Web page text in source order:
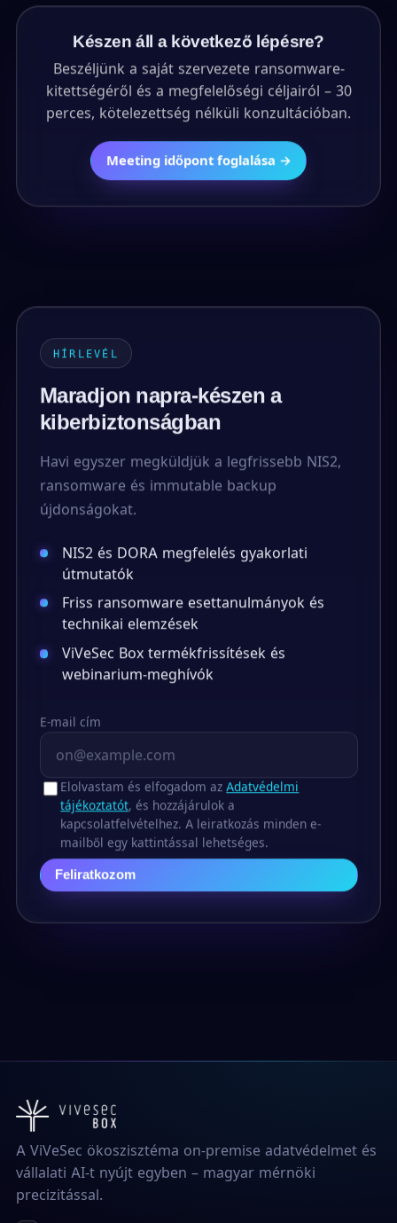
Készen áll a következő lépésre?
Beszéljünk a saját szervezete ransomware-
kitettségéről és a megfelelőségi céljairól – 30
perces, kötelezettség nélküli konzultációban.
Meeting időpont foglalása →
HÍRLEVÉL
Maradjon napra-készen a
kiberbiztonságban
Havi egyszer megküldjük a legfrissebb NIS2,
ransomware és immutable backup
újdonságokat.
NIS2 és DORA megfelelés gyakorlati
útmutatók
Friss ransomware esettanulmányok és
technikai elemzések
ViVeSec Box termékfrissítések és
webinarium-meghívók
E-mail cím
Elolvastam és elfogadom az Adatvédelmi
tájékoztatót, és hozzájárulok a
kapcsolatfelvételhez. A leiratkozás minden e-
mailből egy kattintással lehetséges.
Feliratkozom
A ViVeSec ökoszisztéma on-premise adatvédelmet és
vállalati AI-t nyújt egyben – magyar mérnöki
precizitással.